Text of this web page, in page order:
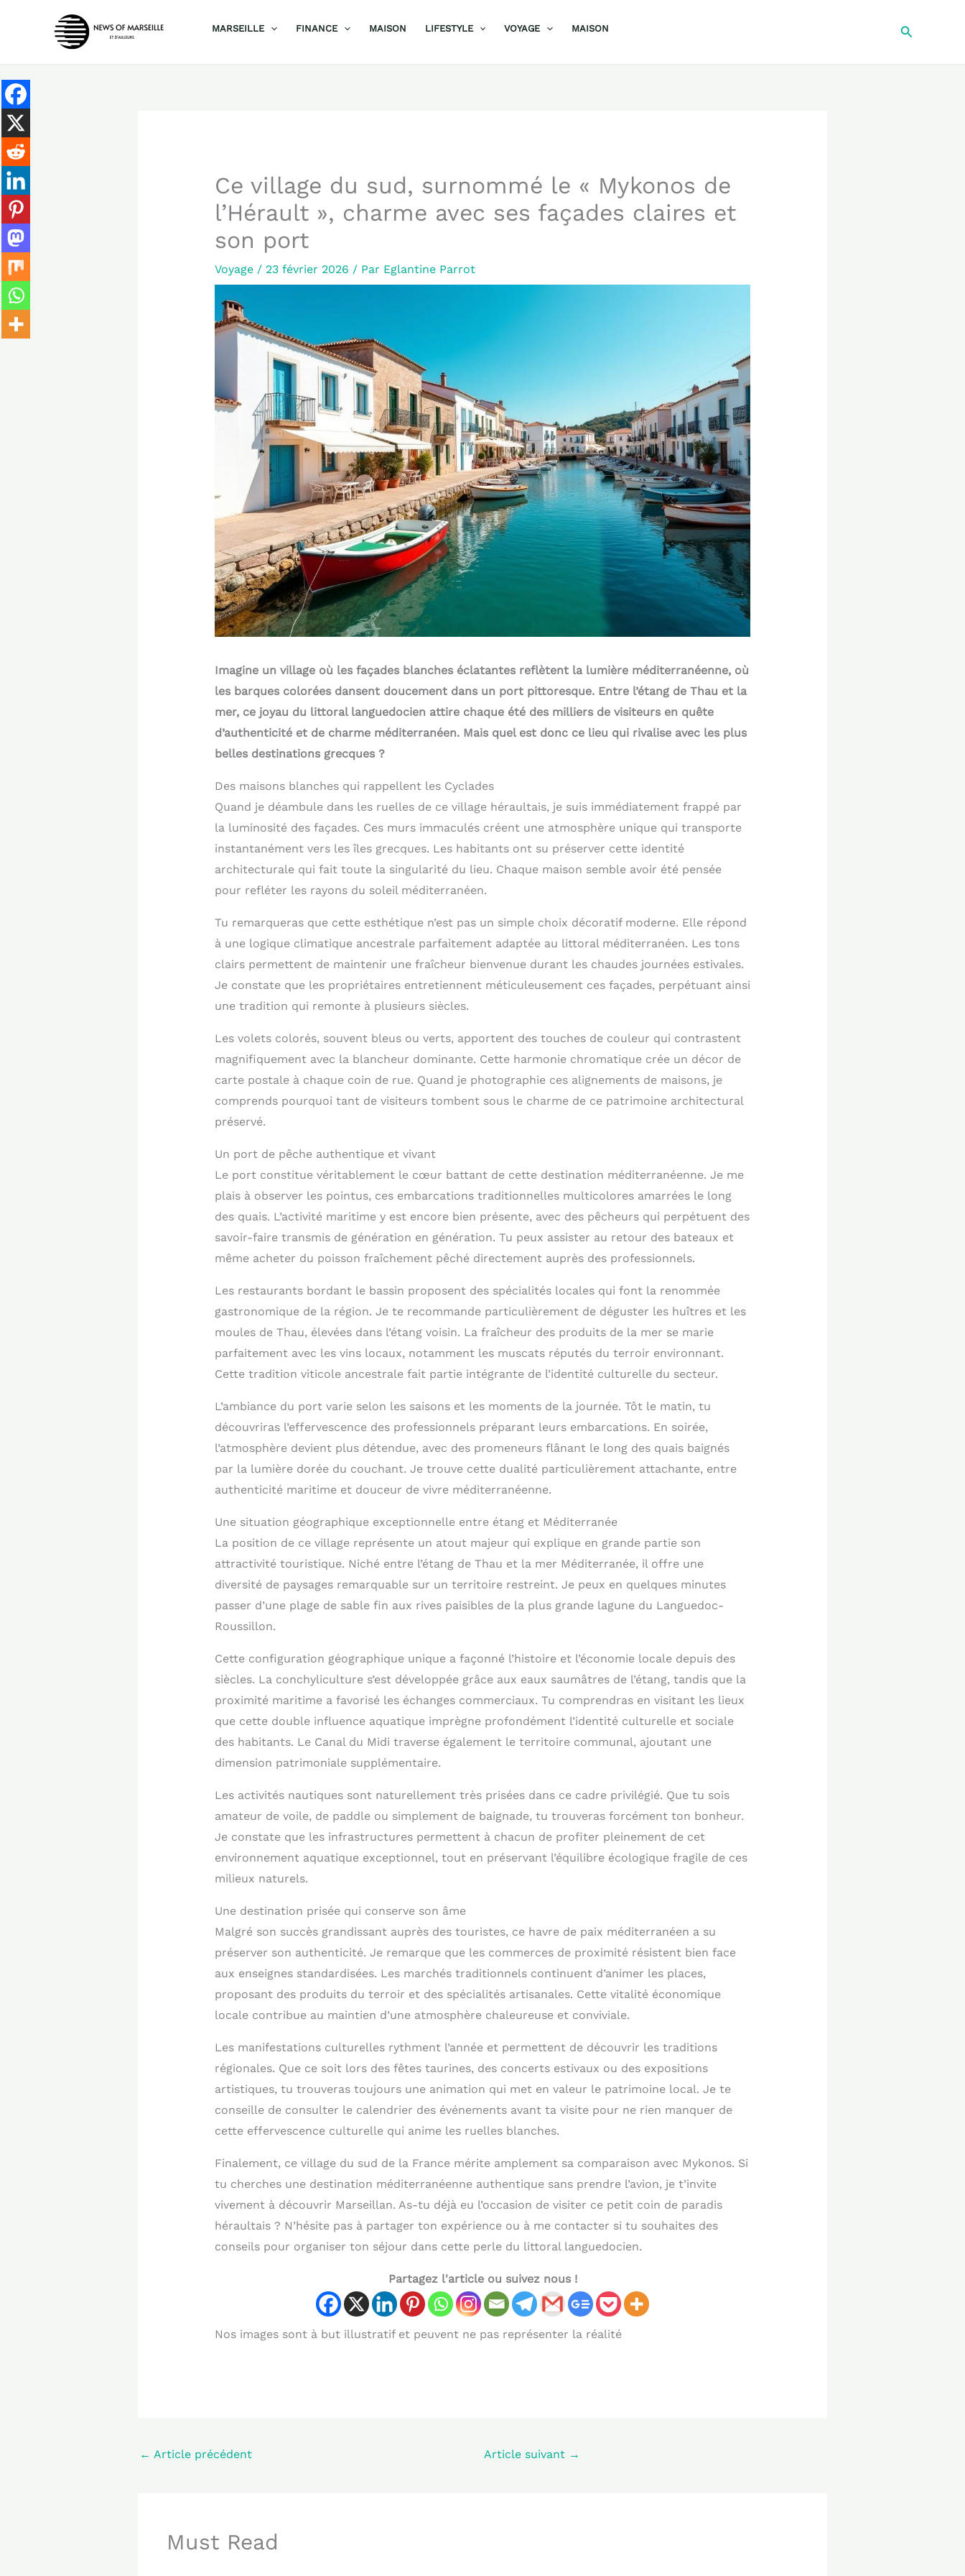
MARSEILLE FINANCE MAISON LIFESTYLE VOYAGE MAISON
Ce village du sud, surnommé le « Mykonos de
l’Hérault », charme avec ses façades claires et
son port
Voyage/ 23 février 2026 / Par Eglantine Parrot
Imagine un village où les façades blanches éclatantes reflètent la lumière méditerranéenne, où
les barques colorées dansent doucement dans un port pittoresque. Entre l’étang de Thau et la
mer, ce joyau du littoral languedocien attire chaque été des milliers de visiteurs en quête
d’authenticité et de charme méditerranéen. Mais quel est donc ce lieu qui rivalise avec les plus
belles destinations grecques ?
Des maisons blanches qui rappellent les Cyclades
Quand je déambule dans les ruelles de ce village héraultais, je suis immédiatement frappé par
la luminosité des façades. Ces murs immaculés créent une atmosphère unique qui transporte
instantanément vers les îles grecques. Les habitants ont su préserver cette identité
architecturale qui fait toute la singularité du lieu. Chaque maison semble avoir été pensée
pour refléter les rayons du soleil méditerranéen.
Tu remarqueras que cette esthétique n’est pas un simple choix décoratif moderne. Elle répond
à une logique climatique ancestrale parfaitement adaptée au littoral méditerranéen. Les tons
clairs permettent de maintenir une fraîcheur bienvenue durant les chaudes journées estivales.
Je constate que les propriétaires entretiennent méticuleusement ces façades, perpétuant ainsi
une tradition qui remonte à plusieurs siècles.
Les volets colorés, souvent bleus ou verts, apportent des touches de couleur qui contrastent
magnifiquement avec la blancheur dominante. Cette harmonie chromatique crée un décor de
carte postale à chaque coin de rue. Quand je photographie ces alignements de maisons, je
comprends pourquoi tant de visiteurs tombent sous le charme de ce patrimoine architectural
préservé.
Un port de pêche authentique et vivant
Le port constitue véritablement le cœur battant de cette destination méditerranéenne. Je me
plais à observer les pointus, ces embarcations traditionnelles multicolores amarrées le long
des quais. L’activité maritime y est encore bien présente, avec des pêcheurs qui perpétuent des
savoir-faire transmis de génération en génération. Tu peux assister au retour des bateaux et
même acheter du poisson fraîchement pêché directement auprès des professionnels.
Les restaurants bordant le bassin proposent des spécialités locales qui font la renommée
gastronomique de la région. Je te recommande particulièrement de déguster les huîtres et les
moules de Thau, élevées dans l’étang voisin. La fraîcheur des produits de la mer se marie
parfaitement avec les vins locaux, notamment les muscats réputés du terroir environnant.
Cette tradition viticole ancestrale fait partie intégrante de l’identité culturelle du secteur.
L’ambiance du port varie selon les saisons et les moments de la journée. Tôt le matin, tu
découvriras l’effervescence des professionnels préparant leurs embarcations. En soirée,
l’atmosphère devient plus détendue, avec des promeneurs flânant le long des quais baignés
par la lumière dorée du couchant. Je trouve cette dualité particulièrement attachante, entre
authenticité maritime et douceur de vivre méditerranéenne.
Une situation géographique exceptionnelle entre étang et Méditerranée
La position de ce village représente un atout majeur qui explique en grande partie son
attractivité touristique. Niché entre l’étang de Thau et la mer Méditerranée, il offre une
diversité de paysages remarquable sur un territoire restreint. Je peux en quelques minutes
passer d’une plage de sable fin aux rives paisibles de la plus grande lagune du Languedoc-
Roussillon.
Cette configuration géographique unique a façonné l’histoire et l’économie locale depuis des
siècles. La conchyliculture s’est développée grâce aux eaux saumâtres de l’étang, tandis que la
proximité maritime a favorisé les échanges commerciaux. Tu comprendras en visitant les lieux
que cette double influence aquatique imprègne profondément l’identité culturelle et sociale
des habitants. Le Canal du Midi traverse également le territoire communal, ajoutant une
dimension patrimoniale supplémentaire.
Les activités nautiques sont naturellement très prisées dans ce cadre privilégié. Que tu sois
amateur de voile, de paddle ou simplement de baignade, tu trouveras forcément ton bonheur.
Je constate que les infrastructures permettent à chacun de profiter pleinement de cet
environnement aquatique exceptionnel, tout en préservant l’équilibre écologique fragile de ces
milieux naturels.
Une destination prisée qui conserve son âme
Malgré son succès grandissant auprès des touristes, ce havre de paix méditerranéen a su
préserver son authenticité. Je remarque que les commerces de proximité résistent bien face
aux enseignes standardisées. Les marchés traditionnels continuent d’animer les places,
proposant des produits du terroir et des spécialités artisanales. Cette vitalité économique
locale contribue au maintien d’une atmosphère chaleureuse et conviviale.
Les manifestations culturelles rythment l’année et permettent de découvrir les traditions
régionales. Que ce soit lors des fêtes taurines, des concerts estivaux ou des expositions
artistiques, tu trouveras toujours une animation qui met en valeur le patrimoine local. Je te
conseille de consulter le calendrier des événements avant ta visite pour ne rien manquer de
cette effervescence culturelle qui anime les ruelles blanches.
Finalement, ce village du sud de la France mérite amplement sa comparaison avec Mykonos. Si
tu cherches une destination méditerranéenne authentique sans prendre l’avion, je t’invite
vivement à découvrir Marseillan. As-tu déjà eu l’occasion de visiter ce petit coin de paradis
héraultais ? N’hésite pas à partager ton expérience ou à me contacter si tu souhaites des
conseils pour organiser ton séjour dans cette perle du littoral languedocien.
Partagez l'article ou suivez nous !
Nos images sont à but illustratif et peuvent ne pas représenter la réalité
← Article précédent Article suivant →
Must Read